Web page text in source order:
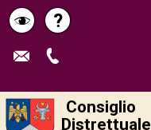
Schimbă
contrastul
Pagina
de
?
Consiglio
Distrettuale